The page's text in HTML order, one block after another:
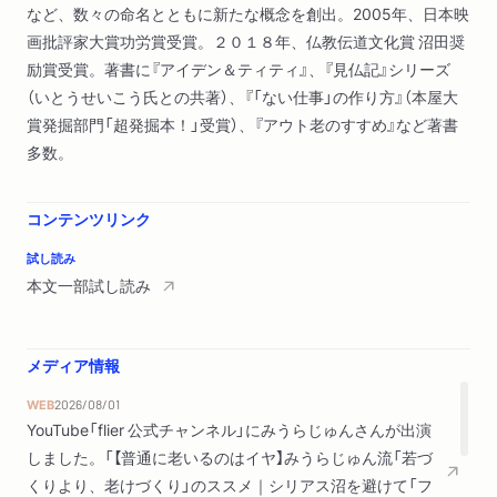
など、数々の命名とともに新たな概念を創出。2005年、日本映
画批評家大賞功労賞受賞。２０１８年、仏教伝道文化賞 沼田奨
励賞受賞。著書に『アイデン＆ティティ』、『見仏記』シリーズ
（いとうせいこう氏との共著）、『「ない仕事」の作り方』（本屋大
賞発掘部門「超発掘本！」受賞）、『アウト老のすすめ』など著書
多数。
コンテンツリンク
試し読み
本文一部試し読み
メディア情報
WEB2026/08/01
YouTube「flier 公式チャンネル」にみうらじゅんさんが出演
しました。「【普通に老いるのはイヤ】みうらじゅん流「若づ
くりより、老けづくり」のススメ｜シリアス沼を避けて「フ